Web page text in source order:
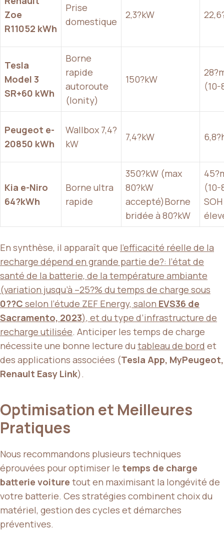
Zoe
R11052 kWh
Prise
domestique
2,3?kW
Tesla
Model 3
SR+60 kWh
Borne
rapide
autoroute
(Ionity)
150?kW
(10-
Peugeot e-
20850 kWh
Wallbox 7,4?
kW
7,4?kW
Kia e-Niro
64?kWh
Borne ultra
rapide
350?kW (max
80?kW
accepté)Borne
bridée à 80?kW
(10-
SOH
En synthèse, il apparaît que l’efficacité réelle de la
recharge dépend en grande partie de?: l’état de
santé de la batterie, de la température ambiante
(variation jusqu’à –25?% du temps de charge sous
0??C selon l’étude ZEF Energy, salon EVS36 de
Sacramento, 2023), et du type d’infrastructure de
recharge utilisée. Anticiper les temps de charge
nécessite une bonne lecture du tableau de bord et
des applications associées (Tesla App, MyPeugeot,
Renault Easy Link).
Optimisation et Meilleures
Pratiques
Nous recommandons plusieurs techniques
éprouvées pour optimiser le temps de charge
batterie voiture tout en maximisant la longévité de
votre batterie. Ces stratégies combinent choix du
matériel, gestion des cycles et démarches
préventives.